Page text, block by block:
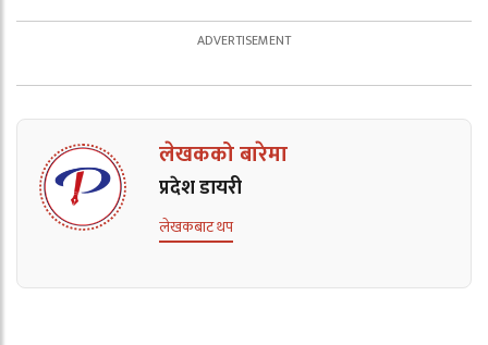
लेखकको बारेमा
प्रदेश डायरी
लेखकबाट थप